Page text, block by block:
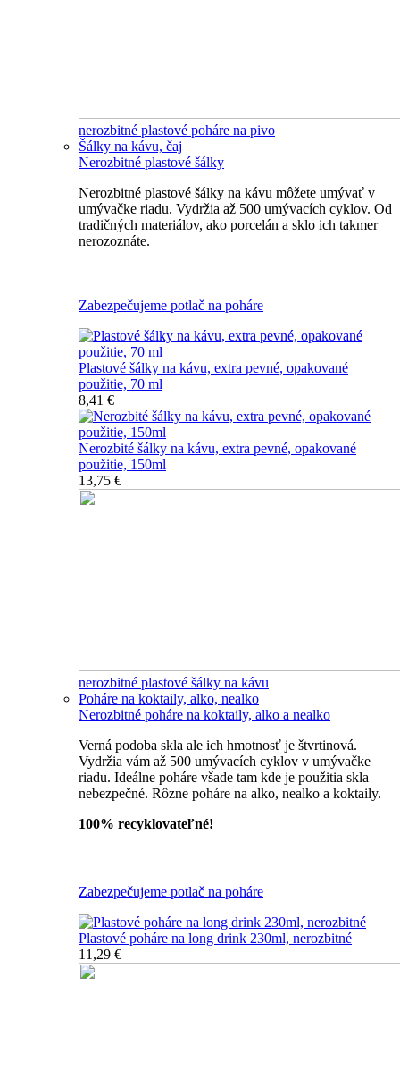
nerozbitné plastové poháre na pivo
Šálky na kávu, čaj
Nerozbitné plastové šálky
Nerozbitné plastové šálky na kávu môžete umývať v
umývačke riadu. Vydržia až 500 umývacích cyklov. Od
tradičných materiálov, ako porcelán a sklo ich takmer
nerozoznáte.
Zabezpečujeme potlač na poháre
Plastové šálky na kávu, extra pevné, opakované
použitie, 70 ml
8,41 €
Nerozbité šálky na kávu, extra pevné, opakované
použitie, 150ml
13,75 €
nerozbitné plastové šálky na kávu
Poháre na koktaily, alko, nealko
Nerozbitné poháre na koktaily, alko a nealko
Verná podoba skla ale ich hmotnosť je štvrtinová.
Vydržia vám až 500 umývacích cyklov v umývačke
riadu. Ideálne poháre všade tam kde je použitia skla
nebezpečné. Rôzne poháre na alko, nealko a koktaily.
100% recyklovateľné!
Zabezpečujeme potlač na poháre
Plastové poháre na long drink 230ml, nerozbitné
11,29 €